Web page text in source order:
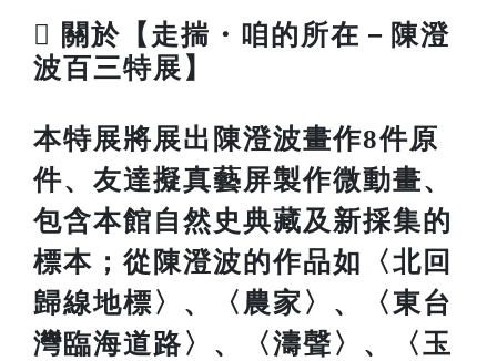
 關於【走揣・咱的所在－陳澄
波百三特展】
本特展將展出陳澄波畫作8件原
件、友達擬真藝屏製作微動畫、
包含本館自然史典藏及新採集的
標本；從陳澄波的作品如〈北回
歸線地標〉、〈農家〉、〈東台
灣臨海道路〉、〈濤聲〉、〈玉